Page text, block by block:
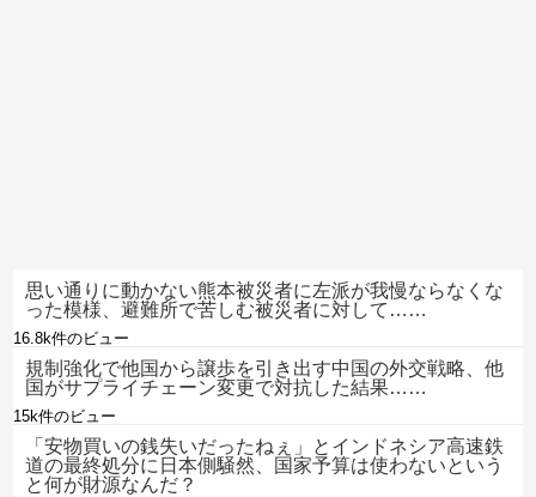
思い通りに動かない熊本被災者に左派が我慢ならなくな
った模様、避難所で苦しむ被災者に対して……
16.8k件のビュー
規制強化で他国から譲歩を引き出す中国の外交戦略、他
国がサプライチェーン変更で対抗した結果……
15k件のビュー
「安物買いの銭失いだったねぇ」とインドネシア高速鉄
道の最終処分に日本側騒然、国家予算は使わないという
と何が財源なんだ？